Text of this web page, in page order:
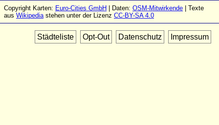
Copyright Karten: Euro-Cities GmbH | Daten: OSM-Mitwirkende | Texte
aus Wikipediastehen unter der Lizenz CC-BY-SA 4.0
Städteliste Opt-Out Datenschutz Impressum